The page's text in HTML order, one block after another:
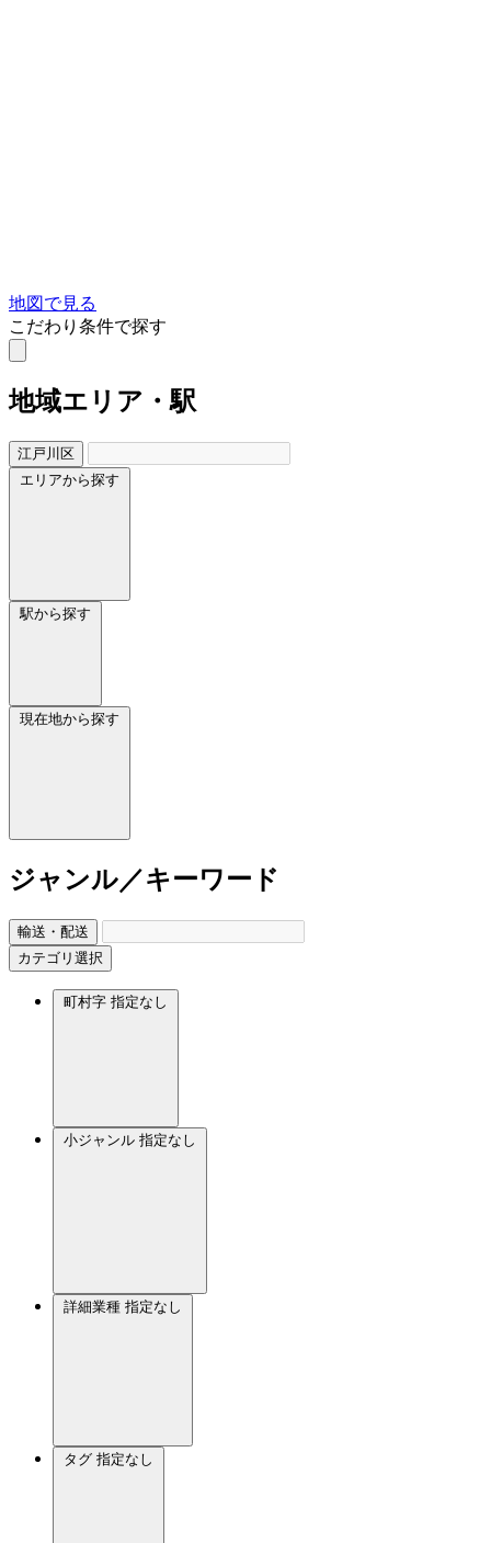
地図で見る
こだわり条件で探す
地域エリア・駅
江戸川区
エリアから探す
駅から探す
現在地から探す
ジャンル／キーワード
輸送・配送
カテゴリ選択
町村字 指定なし
小ジャンル 指定なし
詳細業種 指定なし
タグ 指定なし